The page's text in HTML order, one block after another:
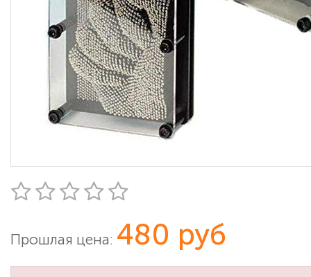
Прошлая цена: 480 руб